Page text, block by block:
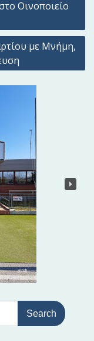
Οινοποιείο
με Μνήμη,